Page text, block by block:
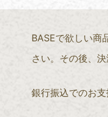
BASEで欲しい商
さい。その後、
銀行振込でのお